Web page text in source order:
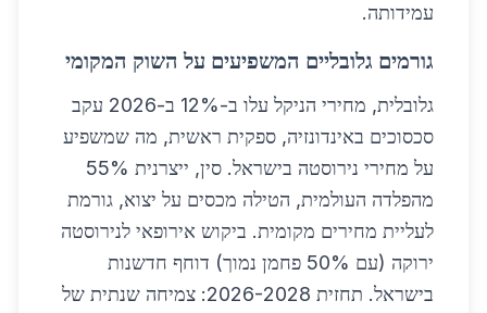
עמידותה.
גורמים גלובליים המשפיעים על השוק המקומי
גלובלית, מחירי הניקל עלו ב-12% ב-2026 עקב
סכסוכים באינדונזיה, ספקית ראשית, מה שמשפיע
על מחירי נירוסטה בישראל. סין, ייצרנית 55%
מהפלדה העולמית, הטילה מכסים על יצוא, גורמת
לעליית מחירים מקומית. ביקוש אירופאי לנירוסטה
ירוקה (עם 50% פחמן נמוך) דוחף חדשנות
בישראל. תחזית 2026-2028: צמיחה שנתית של